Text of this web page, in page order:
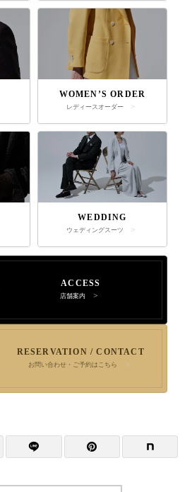
WOMEN’S ORDER
レディースオーダー
WEDDING
ウェディングスーツ
ACCESS
店舗案内
RESERVATION / CONTACT
お問い合わせ・ご予約はこちら